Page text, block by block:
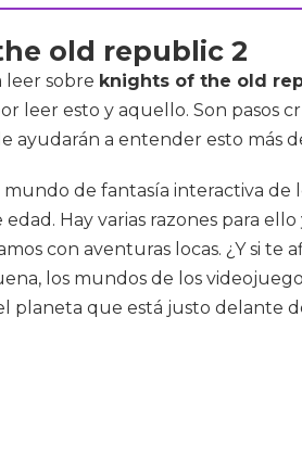
old republic 2
leer sobre knights of the old
leer esto y aquello. Son pasos
ayudarán a entender esto más
mundo de fantasía interactiva
Hay varias razones para
con aventuras locas. ¿Y si
los mundos de los
planeta que está justo delante